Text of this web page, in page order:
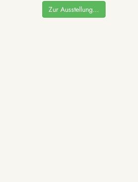
Zur Ausstellung…